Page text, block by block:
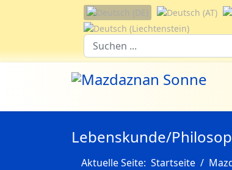
Sprache auswählen
Suchfeld
Lebenskunde/
Aktuelle Seite: Startseite